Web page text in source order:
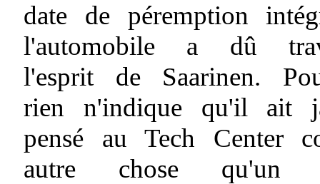
date de péremption
l'automobile a dû
l'esprit de Saarinen.
rien n'indique qu'il ait
pensé au Tech Center
autre chose qu'un